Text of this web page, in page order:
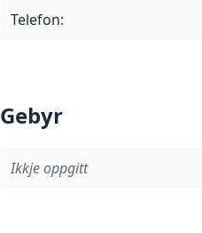
Telefon:
Gebyr
Ikkje oppgitt